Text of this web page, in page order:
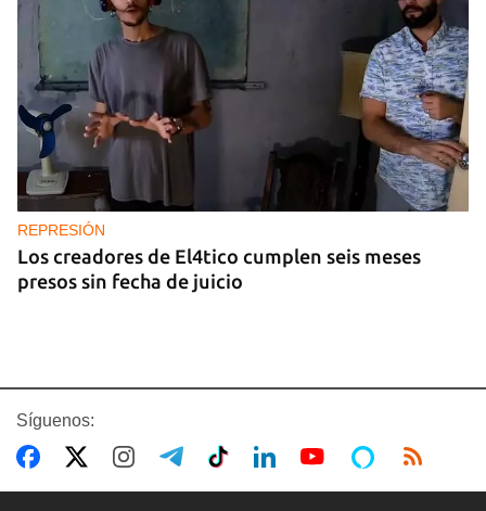
REPRESIÓN
Los creadores de El4tico cumplen seis meses
presos sin fecha de juicio
Síguenos: